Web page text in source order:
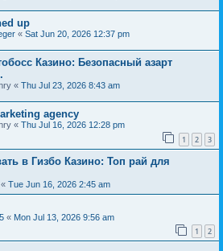
up
« Sat Jun 20, 2026 12:37 pm
Казино: Безопасный азарт
« Thu Jul 23, 2026 8:43 am
agency
« Thu Jul 16, 2026 12:28 pm
1 2 3
в Гизбо Казино: Топ рай для
« Tue Jun 16, 2026 2:45 am
« Mon Jul 13, 2026 9:56 am
1 2